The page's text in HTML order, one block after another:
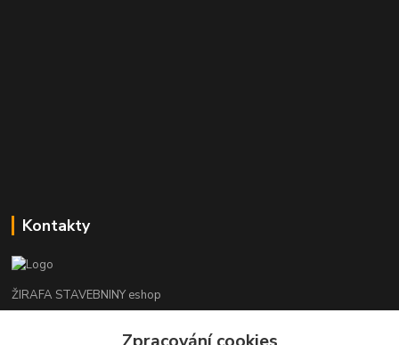
Kontakty
ŽIRAFA STAVEBNINY eshop
+420 312 685 342